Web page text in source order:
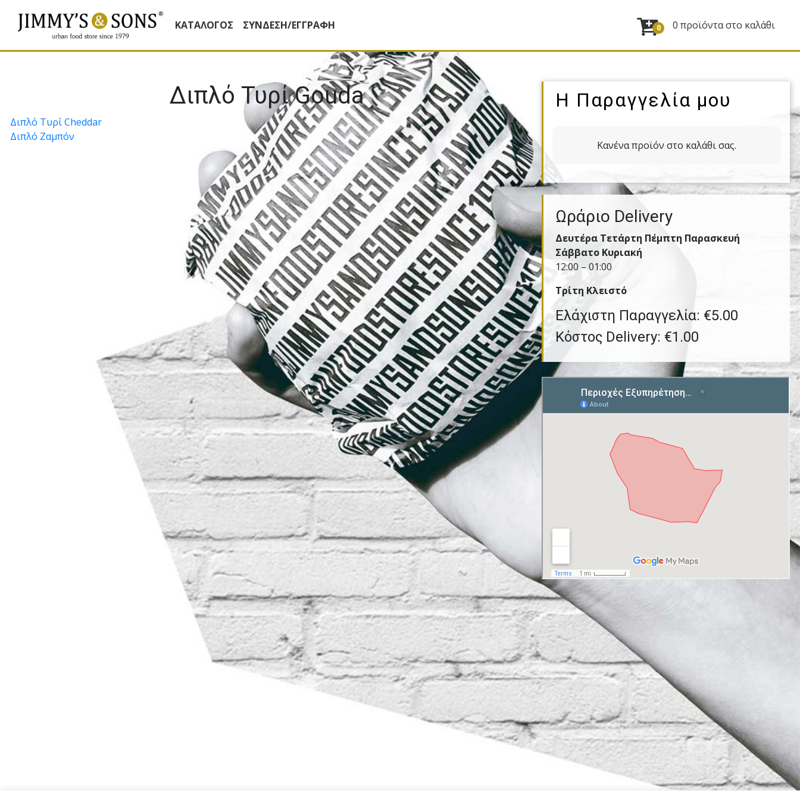
ΚΑΤΆΛΟΓΟΣ ΣΥΝΔΕΣΗ/ΕΓΓΡΑΦΗ 0 0 προϊόντα στο καλάθι
Διπλό Τυρί Gouda
Πλοήγηση
άρθρων
Διπλό Τυρί Cheddar
Διπλό Ζαμπόν
Η Παραγγελία μου
Κανένα προϊόν στο καλάθι σας.
Ωράριο Delivery
Δευτέρα Τετάρτη Πέμπτη Παρασκευή
Σάββατο Κυριακή
12:00 – 01:00
Τρίτη Kλειστό
Ελάχιστη Παραγγελία: €5.00
Κόστος Delivery: €1.00